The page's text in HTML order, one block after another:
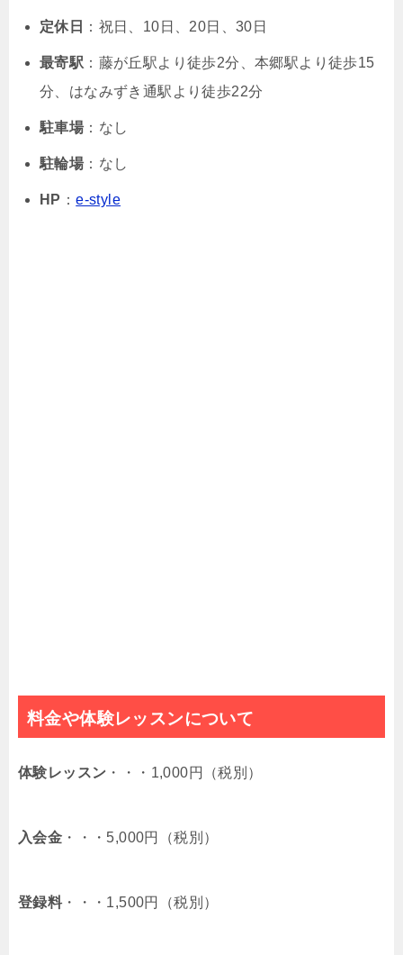
定休日 ： 祝日、10日、20日、30日
最寄駅 ：藤が丘駅より徒歩2分、本郷駅より徒歩15
分、はなみずき通駅より徒歩22分
駐車場：なし
駐輪場：なし
HP ：e-style
料金や体験レッスンについて
体験レッスン ・・・1,000円（税別）
入会金 ・・・5,000円（税別）
登録料・・・1,500円（税別）